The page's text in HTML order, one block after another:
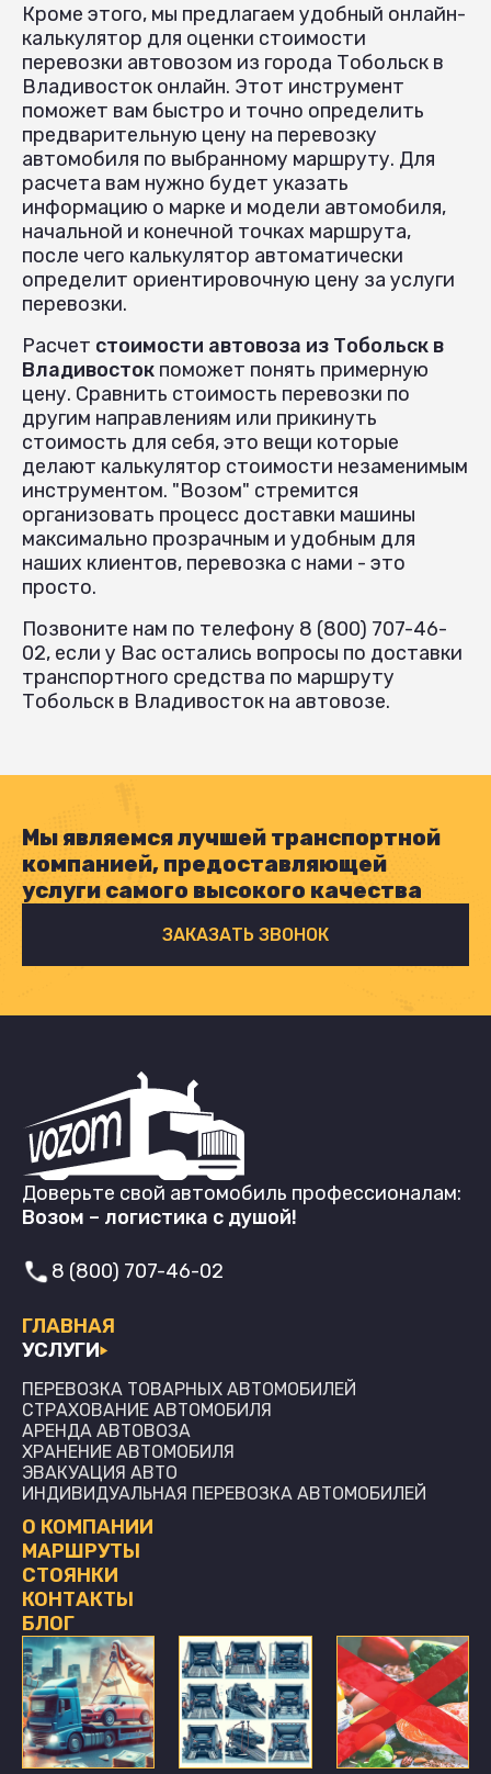
Кроме этого, мы предлагаем удобный онлайн-
калькулятор для оценки стоимости
перевозки автовозом из города Тобольск в
Владивосток онлайн. Этот инструмент
поможет вам быстро и точно определить
предварительную цену на перевозку
автомобиля по выбранному маршруту. Для
расчета вам нужно будет указать
информацию о марке и модели автомобиля,
начальной и конечной точках маршрута,
после чего калькулятор автоматически
определит ориентировочную цену за услуги
перевозки.
Расчет стоимости автовоза из Тобольск в
Владивосток поможет понять примерную
цену. Сравнить стоимость перевозки по
другим направлениям или прикинуть
стоимость для себя, это вещи которые
делают калькулятор стоимости незаменимым
инструментом. "Возом" стремится
организовать процесс доставки машины
максимально прозрачным и удобным для
наших клиентов, перевозка с нами - это
просто.
Позвоните нам по телефону 8 (800) 707-46-
02, если у Вас остались вопросы по доставки
транспортного средства по маршруту
Тобольск в Владивосток на автовозе.
Мы являемся лучшей транспортной
компанией, предоставляющей
услуги самого высокого качества
ЗАКАЗАТЬ ЗВОНОК
Доверьте свой автомобиль профессионалам:
Возом – логистика с душой!
ГЛАВНАЯ
УСЛУГИ
ПЕРЕВОЗКА ТОВАРНЫХ АВТОМОБИЛЕЙ
СТРАХОВАНИЕ АВТОМОБИЛЯ
АРЕНДА АВТОВОЗА
ХРАНЕНИЕ АВТОМОБИЛЯ
ЭВАКУАЦИЯ АВТО
ИНДИВИДУАЛЬНАЯ ПЕРЕВОЗКА АВТОМОБИЛЕЙ
О КОМПАНИИ
МАРШРУТЫ
СТОЯНКИ
КОНТАКТЫ
БЛОГ
8 (800) 707-46-02